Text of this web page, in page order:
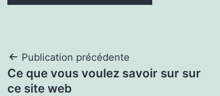
Navigation
de
Publication précédente
Ce que vous voulez savoir sur sur
ce site web